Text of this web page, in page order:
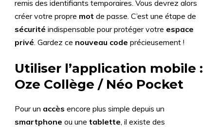
remis des identifiants temporaires. Vous devrez alors
créer votre propre mot de passe. C’est une étape de
sécurité indispensable pour protéger votre espace
privé. Gardez ce nouveau code précieusement !
Utiliser l’application mobile :
Oze Collège / Néo Pocket
Pour un accès encore plus simple depuis un
smartphone ou une tablette, il existe des